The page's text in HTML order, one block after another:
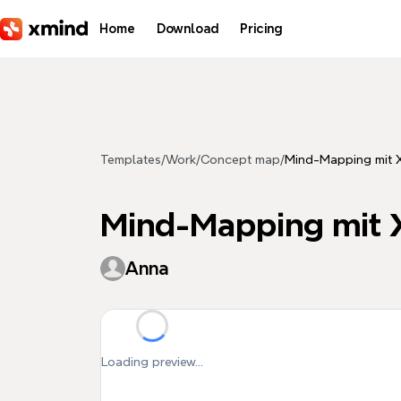
Home Download Pricing
Templates/Work/Concept map/Mind-Mapping mit
Mind-Mapping mit
Anna
Loading preview...